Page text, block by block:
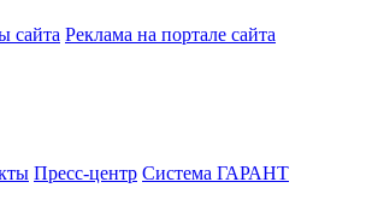
сайта Реклама на портале сайта
Пресс-центр Система ГАРАНТ